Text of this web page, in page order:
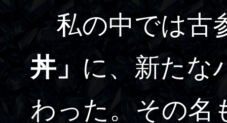
私の中では古
丼」 に、新たな
わった。その名